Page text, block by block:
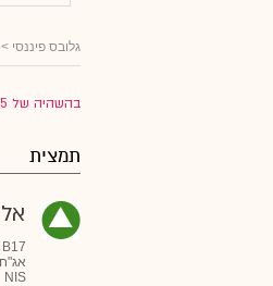
גלובס פיננסי >
בהשהיה של 15 דק'
תמצית
NIS